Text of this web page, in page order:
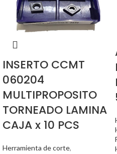
INSERTO CCMT
060204
MULTIPROPOSITO
TORNEADO LAMINA
CAJA x 10 PCS
Herramienta de corte,